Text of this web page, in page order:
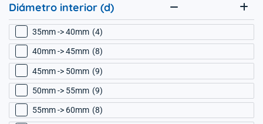
Diámetro interior (d)
35mm -> 40mm 4
40mm -> 45mm 8
45mm -> 50mm 9
50mm -> 55mm 9
55mm -> 60mm 8